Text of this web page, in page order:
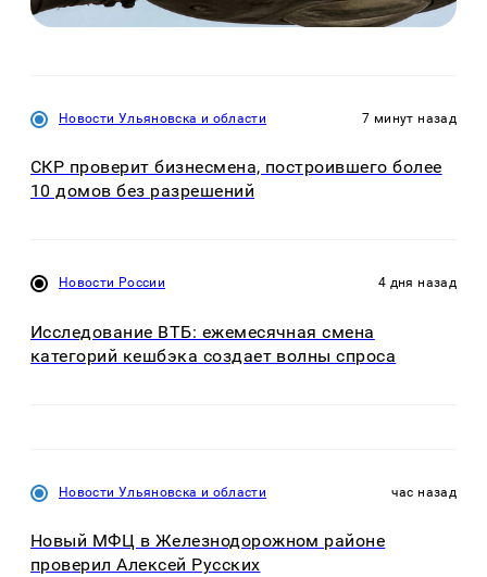
Новости Ульяновска и области 7 минут назад
СКР проверит бизнесмена, построившего более
10 домов без разрешений
Новости России 4 дня назад
Исследование ВТБ: ежемесячная смена
категорий кешбэка создает волны спроса
Новости Ульяновска и области час назад
Новый МФЦ в Железнодорожном районе
проверил Алексей Русских